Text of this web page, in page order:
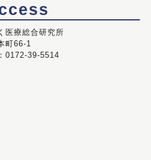
医療総合研究所
町66-1
0172-39-5514